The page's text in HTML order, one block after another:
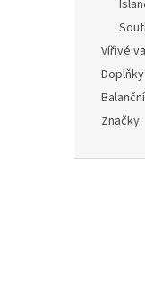
Vířivé
Značky